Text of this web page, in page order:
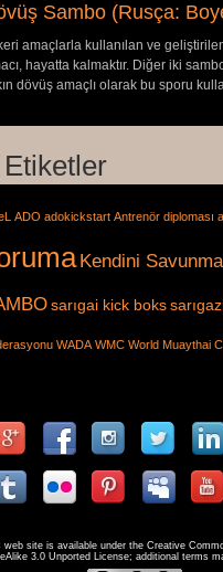
Sambo (Rusça:
amaçlarla kullanılan ve
hayatta kalmaktır. Diğer iki
dövüş amaçlı olarak bu sporu
Etiketler
ADO adokickstart Antrenör diploması
Kendini Savunma
sarıgai kick boks
WADA WMC World Muaythai
web site is available under the Creative
3.0Unported License; additional terms